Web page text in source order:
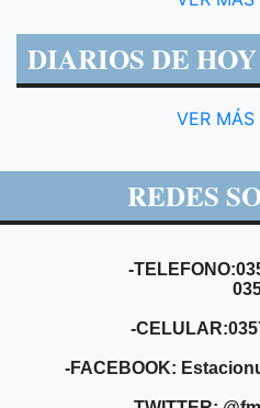
DIARIOS DE HOY
VER MÁS
REDES
-
03571 -
-
-FACEBOOK: